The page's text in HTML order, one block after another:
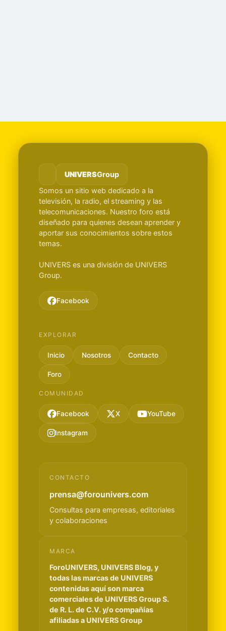
UNIVERSGroup
Somos un sitio web dedicado a la
televisión, la radio, el streaming y las
telecomunicaciones. Nuestro foro está
diseñado para quienes desean aprender y
aportar sus conocimientos sobre estos
temas.
UNIVERS es una división de UNIVERS
Group.
Facebook
EXPLORAR
Inicio Nosotros Contacto
Foro
COMUNIDAD
Facebook X YouTube
Instagram
CONTACTO
prensa@forounivers.com
Consultas para empresas, editoriales
y colaboraciones
MARCA
ForoUNIVERS, UNIVERS Blog, y
todas las marcas de UNIVERS
contenidas aquí son marca
comerciales de UNIVERS Group S.
de R. L. de C.V. y/o compañías
afiliadas a UNIVERS Group